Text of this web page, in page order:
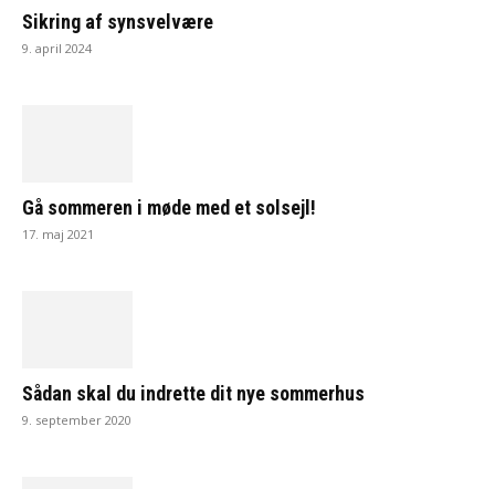
Sikring af synsvelvære
9. april 2024
Gå sommeren i møde med et solsejl!
17. maj 2021
Sådan skal du indrette dit nye sommerhus
9. september 2020